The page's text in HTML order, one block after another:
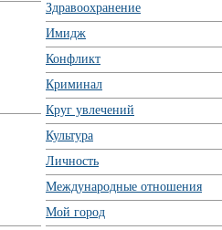
Здравоохранение
Имидж
Конфликт
Криминал
Круг увлечений
Культура
Личность
Международные отношения
Мой город